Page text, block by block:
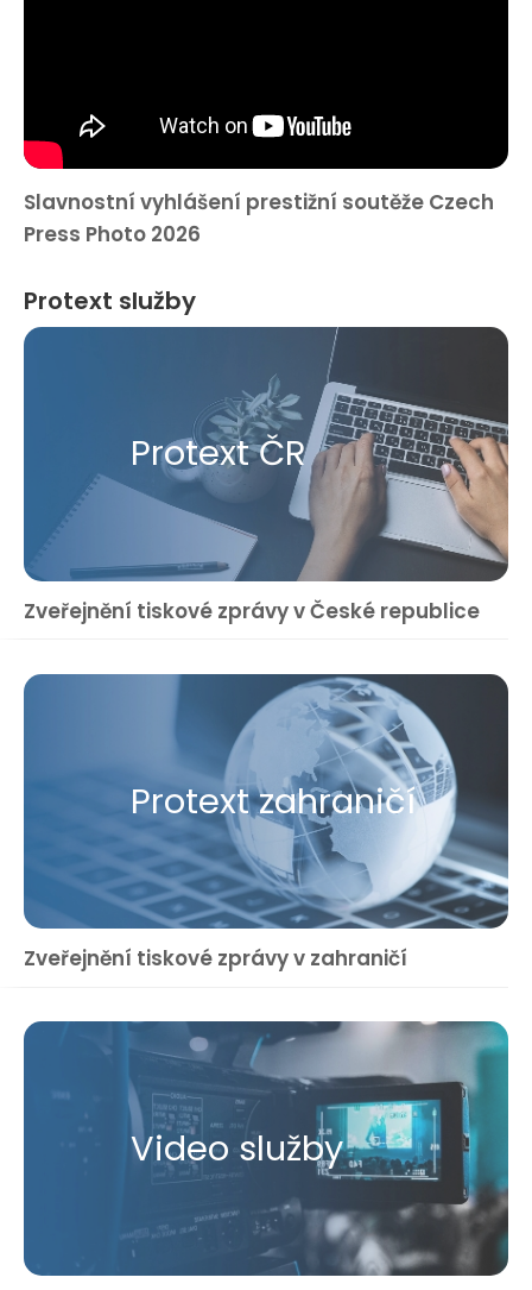
Slavnostní vyhlášení prestižní soutěže Czech
Press Photo 2026
Protext služby
Protext ČR
Zveřejnění tiskové zprávy v České republice
Protext zahraničí
Zveřejnění tiskové zprávy v zahraničí
Video služby